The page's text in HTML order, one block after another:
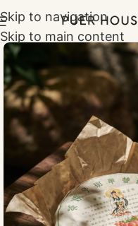
Skip to navigation
Skip to main content